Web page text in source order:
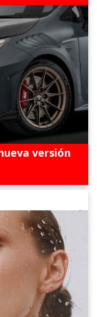
versión